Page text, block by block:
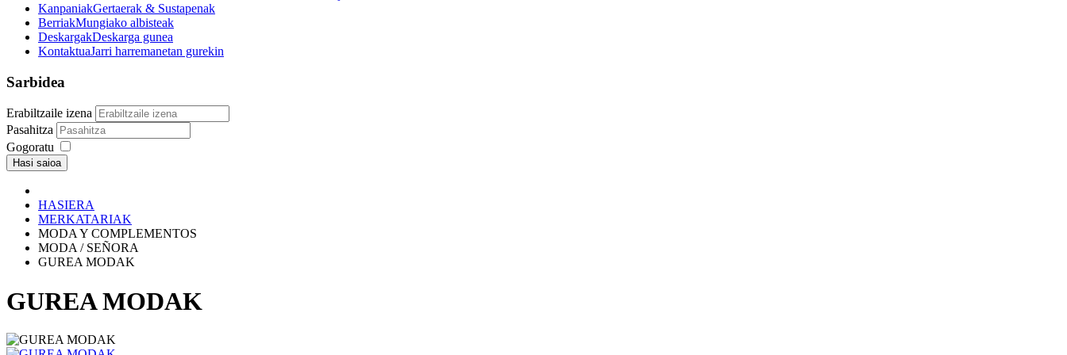
KanpaniakGertaerak & Sustapenak
BerriakMungiako albisteak
DeskargakDeskarga gunea
KontaktuaJarri harremanetan gurekin
Sarbidea
Erabiltzaile izena
Pasahitza
Gogoratu
Hasi saioa
HASIERA
MERKATARIAK
MODA Y COMPLEMENTOS
MODA / SEÑORA
GUREA MODAK
GUREA MODAK